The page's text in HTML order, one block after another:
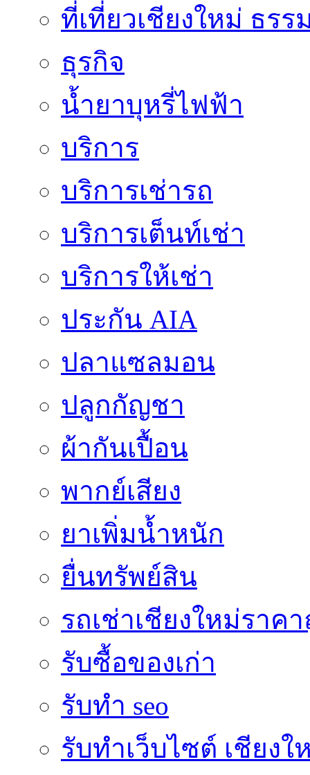
ที่เที่ยวเชียงใหม่ ธรร
ธุรกิจ
น้ำยาบุหรี่ไฟฟ้า
บริการ
บริการเช่ารถ
บริการเต็นท์เช่า
บริการให้เช่า
ประกัน AIA
ปลาแซลมอน
ปลูกกัญชา
ผ้ากันเปื้อน
พากย์เสียง
ยาเพิ่มน้ำหนัก
ยื่นทรัพย์สิน
รถเช่าเชียงใหม่ราค
รับซื้อของเก่า
รับทำ seo
รับทำเว็บไซต์ เชียงใ